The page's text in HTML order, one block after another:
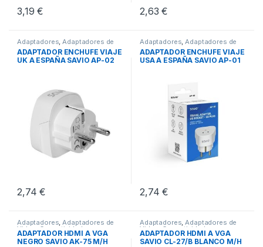
3,19€ 2,63€
Adaptadores Adaptadores de
Corriente, Conectividad
ADAPTADOR ENCHUFE VIAJE
UK A ESPAÑA SAVIO AP-02
2,74€
Adaptadores Adaptadores de
Corriente, Conectividad
ADAPTADOR ENCHUFE VIAJE
USA A ESPAÑA SAVIO AP-01
2,74€
Adaptadores,Adaptadores de
Video,Conectividad
ADAPTADOR HDMI A VGA
NEGRO SAVIO AK-75 M/H
Adaptadores,Adaptadores de
Video,Conectividad
ADAPTADOR HDMI A VGA
SAVIO CL-27/B BLANCO M/H